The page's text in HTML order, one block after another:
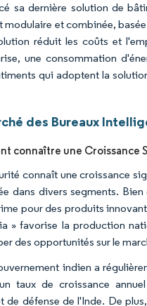
sa dernière solution de
et combinée,
réduit les coûts et
une consommation
qui adoptent la
des Bureaux
connaître une Croissance
connaît une croissance
dans divers segments.
pour des produits
» favorise la production
des opportunités sur le
indien a
taux de croissance
défense de l'Inde. De